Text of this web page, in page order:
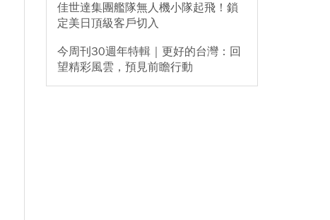
佳世達集團艦隊無人機小隊起飛！鎖
定美日頂級客戶切入
今周刊30週年特輯｜更好的台灣：回
望精彩風雲，預見前瞻行動